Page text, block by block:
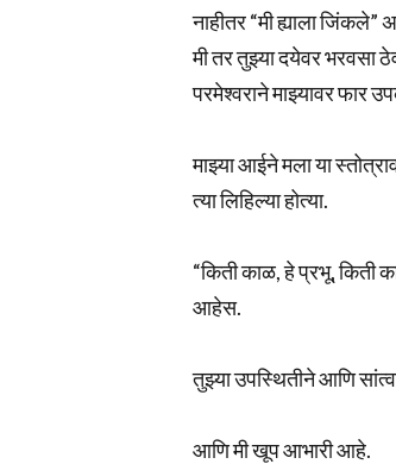
नाहीतर “मी ह्याला
मी तर तुझ्या दयेवर भरवसा
परमेश्वराने माझ्यावर फार
माझ्या आईने मला या
त्या लिहिल्या होत्या.
“किती काळ, हे प्रभू, किती
आहेस.
तुझ्या उपस्थितीने आणि
आणि मी खूप आभारी आहे.